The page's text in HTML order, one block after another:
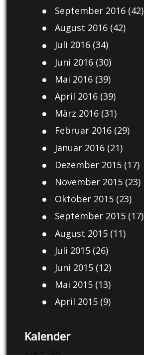
September 2016(42)
August 2016(42)
Juli 2016(34)
Juni 2016(30)
Mai 2016(39)
April 2016(39)
März 2016(31)
Februar 2016(29)
Januar 2016(21)
Dezember 2015(17)
November 2015(23)
Oktober 2015(23)
September 2015(17)
August 2015(11)
Juli 2015(26)
Juni 2015(12)
Mai 2015(13)
April 2015(9)
Kalender